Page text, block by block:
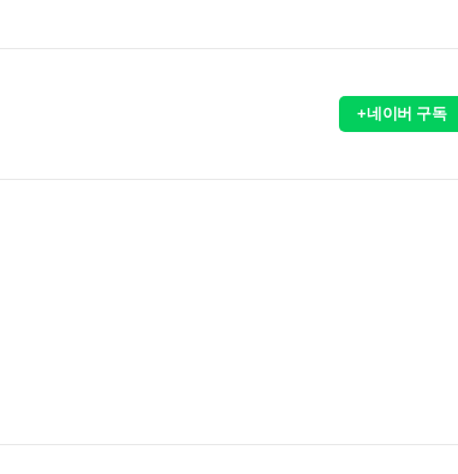
+네이버 구독